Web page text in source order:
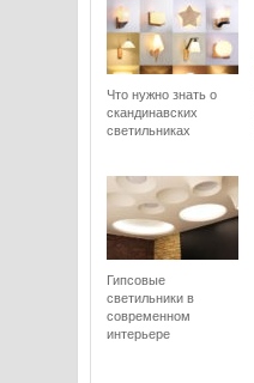
Что нужно знать о
скандинавских
светильниках
Гипсовые
светильники в
современном
интерьере